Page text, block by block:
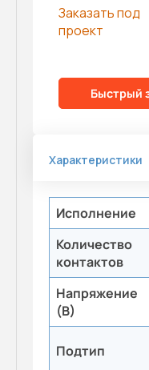
Заказать под
проект
Быстрый
Характеристики
Исполнение
Количество
контактов
Напряжение
(В)
Подтип